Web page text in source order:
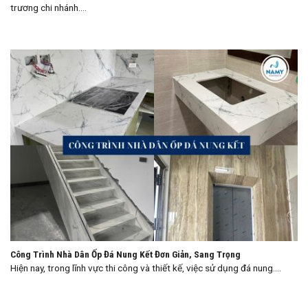
trương chi nhánh....
Công Trình Nhà Dân Ốp Đá Nung Kết Đơn Giản, Sang Trọng
Hiện nay, trong lĩnh vực thi công và thiết kế, việc sử dụng đá nung....